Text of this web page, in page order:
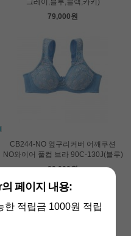
그레이,블루,블랙,카키)
79,000원
CB244-NO 옆구리커버 어깨쿠션
NO와이어 풀컵 브라 90C-130J(블루)
89,000원
페이지 내용:
한 적립금 1000원 적립